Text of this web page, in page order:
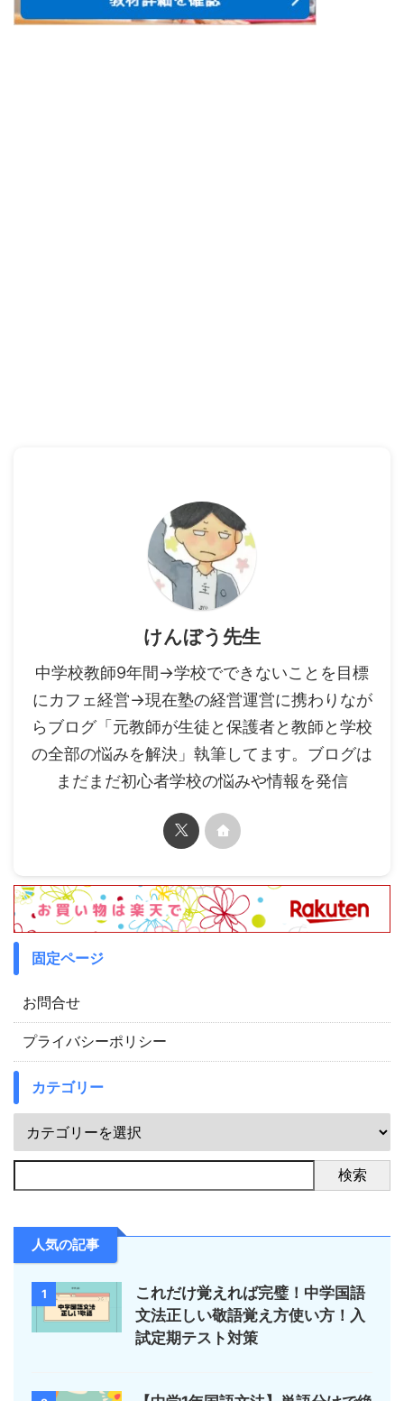
けんぼう先生
中学校教師9年間→学校でできないことを目標
にカフェ経営→現在塾の経営運営に携わりなが
らブログ「元教師が生徒と保護者と教師と学校
の全部の悩みを解決」執筆してます。ブログは
まだまだ初心者学校の悩みや情報を発信
固定ページ
お問合せ
プライバシーポリシー
カテゴリー
検索
人気の記事
1
これだけ覚えれば完璧！中学国語
文法正しい敬語覚え方使い方！入
試定期テスト対策